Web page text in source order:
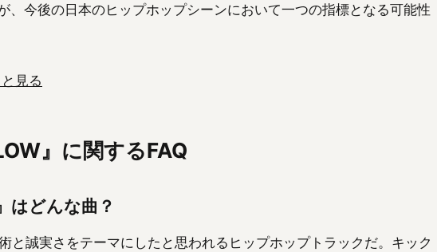
、今後の日本のヒップホップシーンにおいて一つの指標となる可能性
見る
』に関するFAQ
はどんな曲？
と誠実さをテーマにしたと思われるヒップホップトラックだ。キック